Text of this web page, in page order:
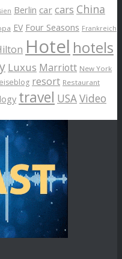
Berlin car cars China
EV Four Seasons Frankreich
Hotel hotels
Luxus Marriott New York
resort Restaurant
travel USAVideo